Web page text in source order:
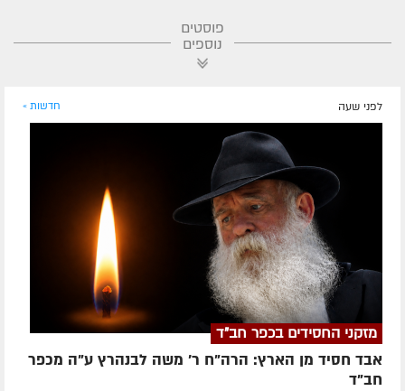
פוסטים
נוספים
לפני שעה חדשות »
מזקני החסידים בכפר חב"ד
אבד חסיד מן הארץ: הרה"ח ר' משה לבנהרץ ע"ה מכפר
חב"ד